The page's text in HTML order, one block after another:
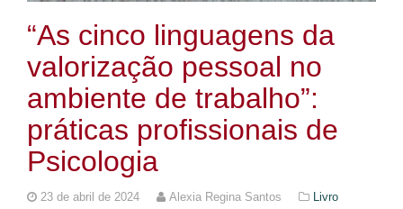
“As cinco linguagens da
valorização pessoal no
ambiente de trabalho”:
práticas profissionais de
Psicologia
23 de abril de 2024 Alexia Regina Santos Livro